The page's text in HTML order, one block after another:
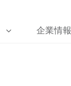
企業情報